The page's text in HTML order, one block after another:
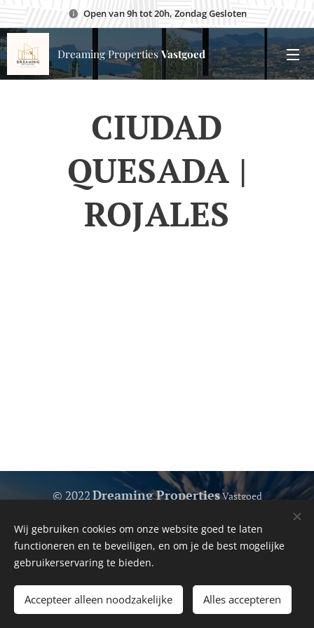
Open van 9h tot 20h, Zondag Gesloten
Dreaming Properties Vastgoed
CIUDAD
QUESADA |
ROJALES
© 2022Dreaming PropertiesVastgoed
Uw vertrouwde onroerend goed
Cookies
Français
Български
Deutsch
Wij gebruiken cookies om onze website goed te laten
functioneren en te beveiligen, en om je de best mogelijke
gebruikerservaring te bieden.
Accepteer alleen noodzakelijke Alles accepteren